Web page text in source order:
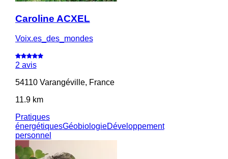
Caroline ACXEL
Voix.es_des_mondes
2 avis
54110 Varangéville, France
11.9 km
Pratiques
énergétiquesGéobiologieDéveloppement
personnel